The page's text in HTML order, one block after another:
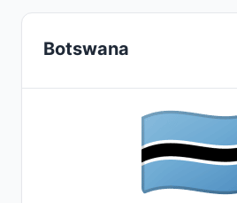
Botswana